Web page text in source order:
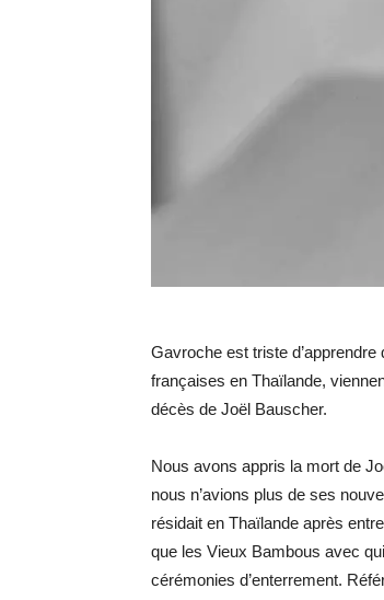
Gavroche est triste
françaises en Thaïlande,
décès de Joël Bauscher.
Nous avons appris la mort de
nous n’avions plus de ses
résidait en Thaïlande après
que les Vieux Bambous avec
cérémonies d’enterrement.